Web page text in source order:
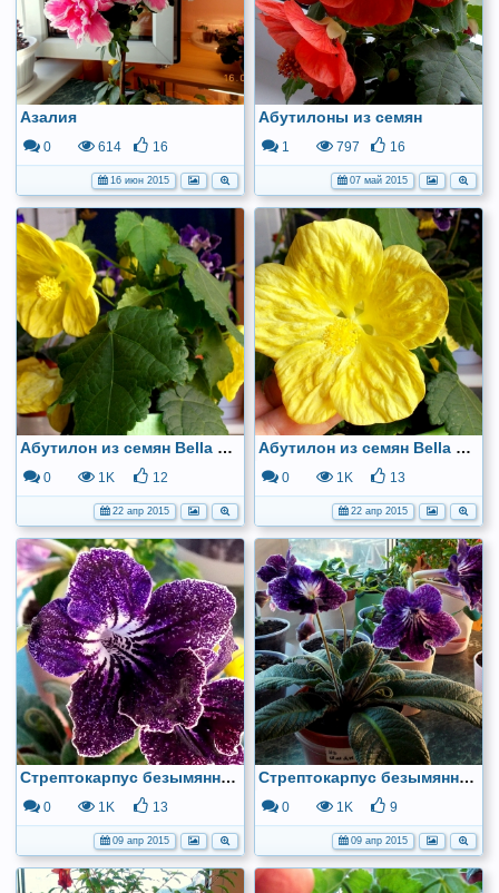
Азалия
0 614 16
16 июн 2015
Абутилоны из семян
1 797 16
07 май 2015
Абутилон из семян Bella Vanila
0 1K 12
22 апр 2015
Абутилон из семян Bella Vanila
0 1K 13
22 апр 2015
Стрептокарпус безымянный.
0 1K 13
09 апр 2015
Стрептокарпус безымянный.
0 1K 9
09 апр 2015